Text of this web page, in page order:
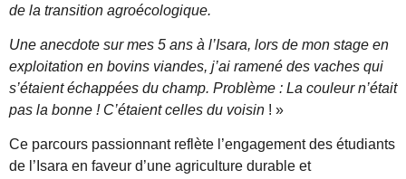
de la transition agroécologique.
Une anecdote sur mes 5 ans à l’Isara, lors de mon stage en
exploitation en bovins viandes, j’ai ramené des vaches qui
s’étaient échappées du champ. Problème : La couleur n’était
pas la bonne ! C’étaient celles du voisin ! »
Ce parcours passionnant reflète l’engagement des étudiants
de l’Isara en faveur d’une agriculture durable et